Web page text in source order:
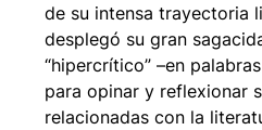
de su intensa trayectoria
desplegó su gran
“hipercrítico” –en
para opinar y reflexionar
relacionadas con la